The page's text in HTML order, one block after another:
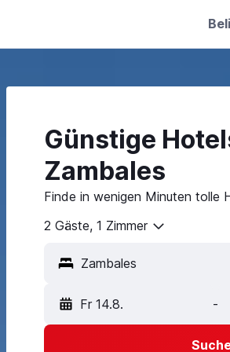
Günstige
Zambales
Finde in wenigen Minuten tolle
2 Gäste, 1 Zimmer
Fr 14.8. -